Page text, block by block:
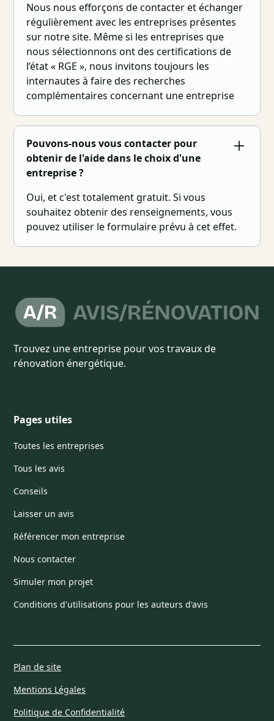
Nous nous efforçons de contacter et échanger
régulièrement avec les entreprises présentes
sur notre site. Même si les entreprises que
nous sélectionnons ont des certifications de
l’état « RGE », nous invitons toujours les
internautes à faire des recherches
complémentaires concernant une entreprise
Pouvons-nous vous contacter pour
obtenir de l'aide dans le choix d'une
entreprise ?
Oui, et c'est totalement gratuit. Si vous
souhaitez obtenir des renseignements, vous
pouvez utiliser le formulaire prévu à cet effet.
Trouvez une entreprise pour vos travaux de
rénovation énergétique.
Pages utiles
Toutes les entreprises
Tous les avis
Conseils
Laisser un avis
Référencer mon entreprise
Nous contacter
Simuler mon projet
Conditions d'utilisations pour les auteurs d'avis
Plan de site
Mentions Légales
Politique de Confidentialité